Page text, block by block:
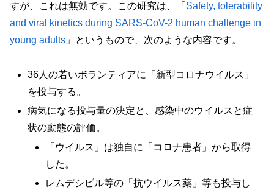
すが、これは無効です。この研究は、「 Safety, tolerability
and viral kinetics during SARS-CoV-2 human challenge in
young adults 」というもので、次のような内容です。
36人の若いボランティアに「新型コロナウイルス」
を投与する。
病気になる投与量の決定と、感染中のウイルスと症
状の動態の評価。
「ウイルス」は独自に「コロナ患者」から取得
した。
レムデシビル等の「抗ウイルス薬」等も投与し